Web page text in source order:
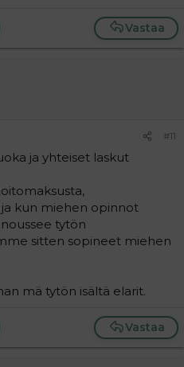
Vastaa
#11
ja yhteiset laskut
ja kun miehen opinnot
tytön
sitten sopineet miehen
mä tytön isältä elarit.
Vastaa